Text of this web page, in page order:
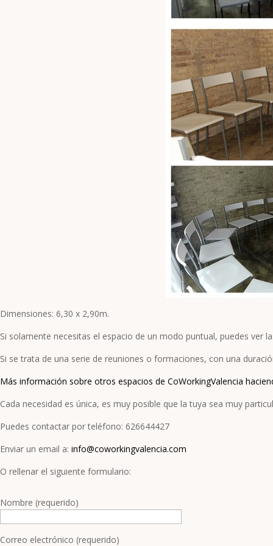
Dimensiones: 6,30 x 2,90m.
Si solamente necesitas el espacio de un modo puntual, puedes ver
Si se trata de una serie de reuniones o formaciones, con una
Más información sobre otros espacios de CoWorkingValencia
Cada necesidad es única, es muy posible que la tuya sea muy
Puedes contactar por teléfono: 626644427
Enviar un email a: info@coworkingvalencia.com
O rellenar el siguiente formulario:
Nombre (requerido)
Correo electrónico (requerido)